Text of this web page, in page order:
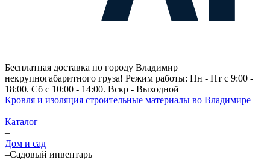
Бесплатная доставка по городу Владимир
некрупногабаритного груза! Режим работы: Пн - Пт с 9:00 -
18:00. Сб с 10:00 - 14:00. Вскр - Выходной
Кровля и изоляция строительные материалы во Владимире
–
Каталог
–
Дом и сад
–Садовый инвентарь